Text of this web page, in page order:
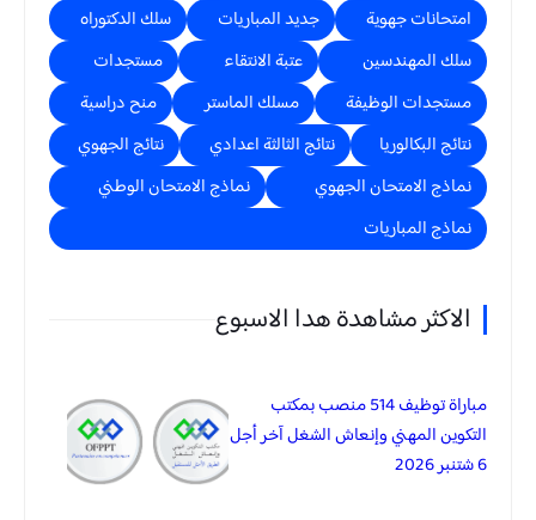
امتحانات جهوية
جديد المباريات
سلك الدكتوراه
سلك المهندسين
عتبة الانتقاء
مستجدات
مستجدات الوظيفة
مسلك الماستر
منح دراسية
نتائج البكالوريا
نتائج الثالثة اعدادي
نتائج الجهوي
نماذج الامتحان الجهوي
نماذج الامتحان الوطني
نماذج المباريات
الاكثر مشاهدة هدا الاسبوع
مباراة توظيف 514 منصب بمكتب
التكوين المهني وإنعاش الشغل آخر أجل
6 شتنبر 2026